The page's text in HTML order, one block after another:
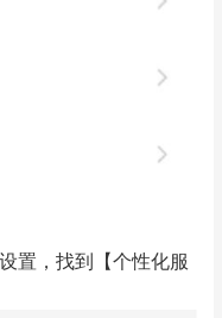
置，找到【个性化服